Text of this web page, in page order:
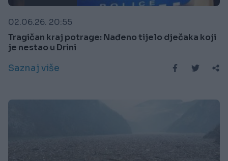
02.06.26. 20:55
Tragičan kraj potrage: Nađeno tijelo dječaka koji
je nestao u Drini
Saznaj više